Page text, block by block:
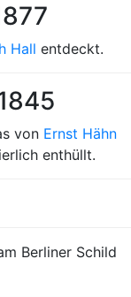
Hall entdeckt.
von Ernst Hähn
enthüllt.
Berliner Schild